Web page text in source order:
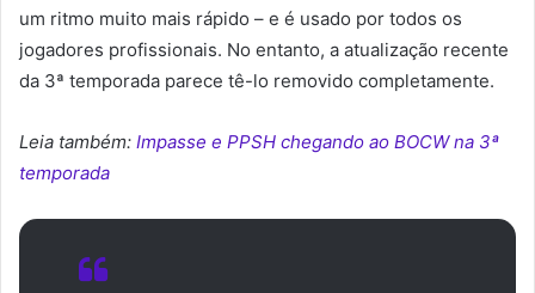
um ritmo muito mais rápido – e é usado por todos os
jogadores profissionais. No entanto, a atualização recente
da 3ª temporada parece tê-lo removido completamente.
Leia também: Impasse e PPSH chegando ao BOCW na 3ª
temporada